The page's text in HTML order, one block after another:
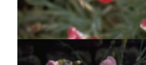
Anjer
Dianthus 'Desmond'